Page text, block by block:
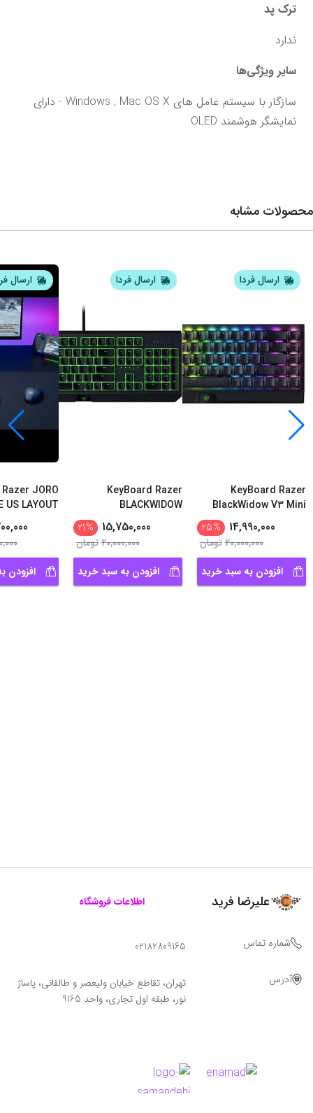
ترک پد
ندارد
سایر ویژگی‌ها
نمایشگر هوشمند OLED
محصولات مشابه
ارسال فردا
KeyBoard Razer
BlackWidow V3 Mini
HyperSpeed
14,990,000
%
25
20,000,000تومان
افزودن به سبد خرید
ارسال فردا
KeyBoard Razer
BLACKWIDOW
ESSENTIAL Green
15,750,000
%
21
20,000,000تومان
افزودن به سبد خرید
ارسال
JORO
US LAYOUT
افزودن
علیرضا فرید اطلاعات فروشگاه
شماره تماس 02182809165
آدرس
تهران، تقاطع خیابان ولیعصر و طالقانی، پاساژ
نور، طبقه اول تجاری، واحد 9165